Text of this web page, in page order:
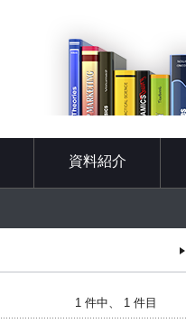
資料紹介
1 件中、 1 件目